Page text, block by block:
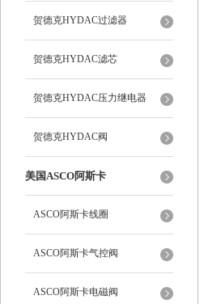
贺德克HYDAC过滤器
贺德克HYDAC滤芯
贺德克HYDAC压力继电器
贺德克HYDAC阀
美国ASCO阿斯卡
ASCO阿斯卡线圈
ASCO阿斯卡气控阀
ASCO阿斯卡电磁阀